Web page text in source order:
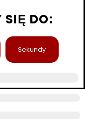
SIĘ DO:
Sekundy